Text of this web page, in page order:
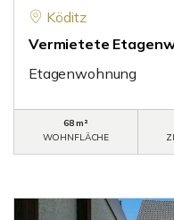
Köditz
Vermietete
Etagenwohnung
68 m²
WOHNFLÄCHE